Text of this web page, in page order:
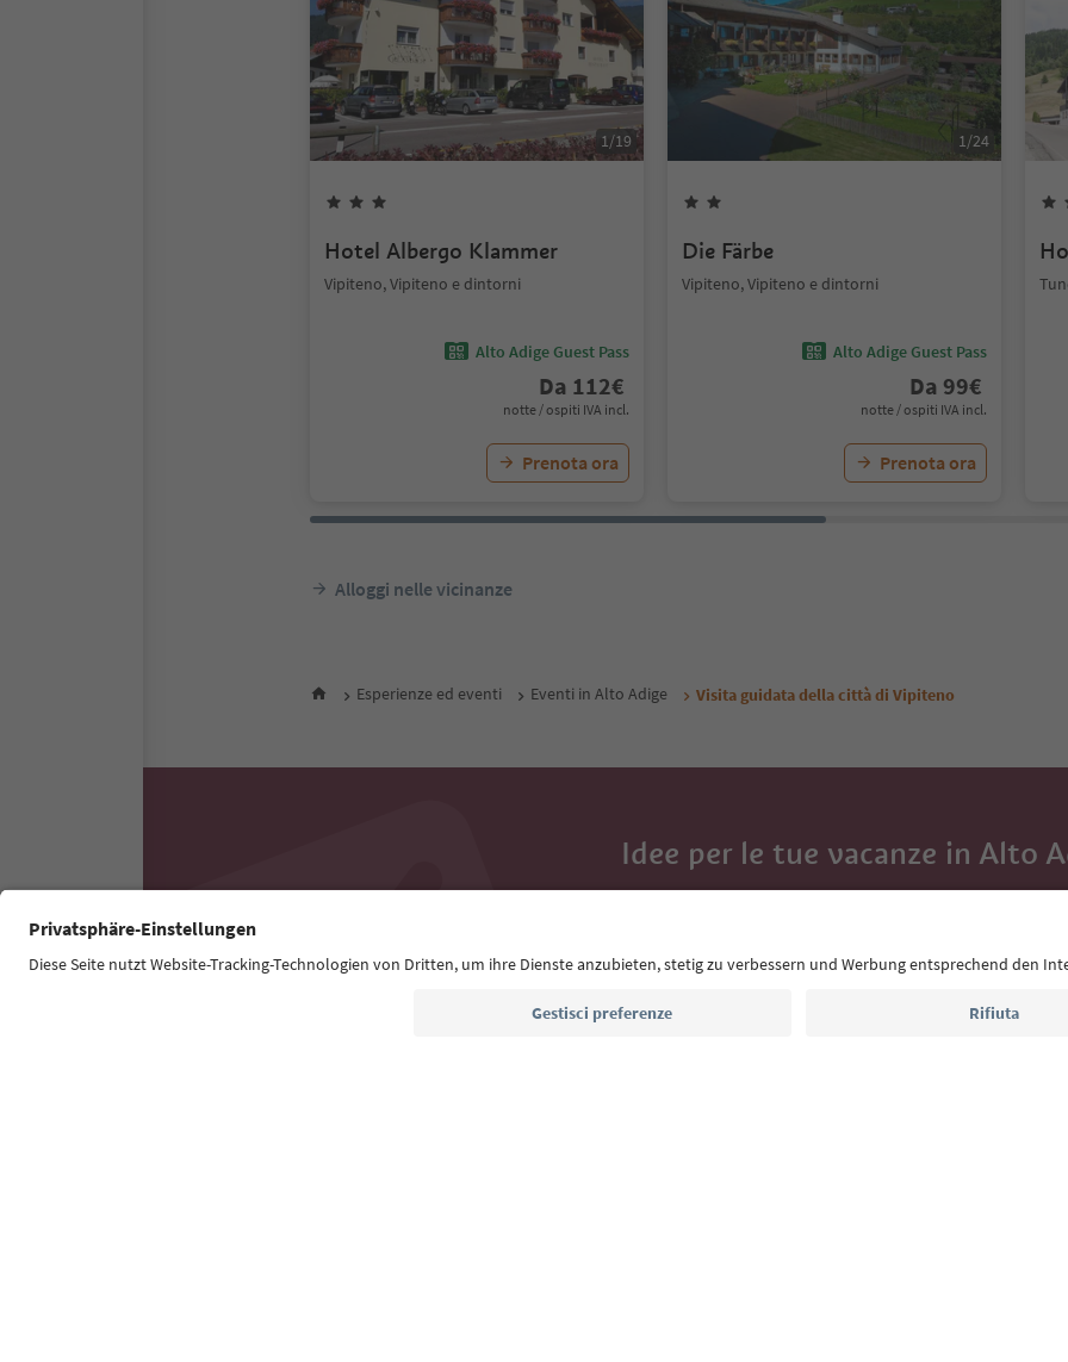
1/19
Hotel Albergo Klammer
Vipiteno, Vipiteno e dintorni
Alto Adige Guest Pass
Da 112€
notte / ospiti IVA incl.
Prenota ora
1/24
Die Färbe
Vipiteno, Vipiteno e dintorni
Alto Adige Guest Pass
Da 99€
notte / ospiti IVA incl.
Prenota ora
Alloggi nelle vicinanze
Esperienze ed eventi Eventi in Alto Adige Visita guidata della città di Vipiteno
Idee per le tue vacanze in Alto
Indirizzo e-mail*